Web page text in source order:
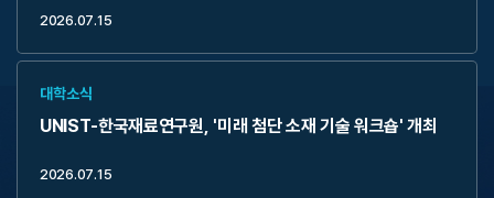
2026.07.15
대학소식
UNIST-한국재료연구원, '미래 첨단 소재 기술 워크숍' 개최
2026.07.15